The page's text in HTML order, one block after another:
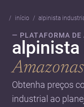
início alpinista
— PLATAFORMA DE
Amazonas
Obtenha preços
industrial ao